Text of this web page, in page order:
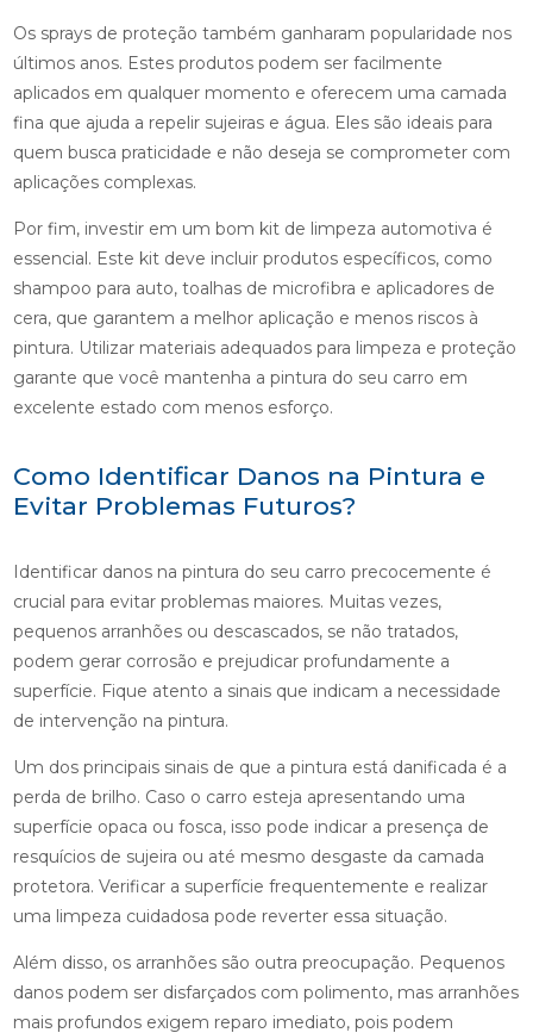
Os sprays de proteção também ganharam popularidade nos
últimos anos. Estes produtos podem ser facilmente
aplicados em qualquer momento e oferecem uma camada
fina que ajuda a repelir sujeiras e água. Eles são ideais para
quem busca praticidade e não deseja se comprometer com
aplicações complexas.
Por fim, investir em um bom kit de limpeza automotiva é
essencial. Este kit deve incluir produtos específicos, como
shampoo para auto, toalhas de microfibra e aplicadores de
cera, que garantem a melhor aplicação e menos riscos à
pintura. Utilizar materiais adequados para limpeza e proteção
garante que você mantenha a pintura do seu carro em
excelente estado com menos esforço.
Como Identificar Danos na Pintura e
Evitar Problemas Futuros?
Identificar danos na pintura do seu carro precocemente é
crucial para evitar problemas maiores. Muitas vezes,
pequenos arranhões ou descascados, se não tratados,
podem gerar corrosão e prejudicar profundamente a
superfície. Fique atento a sinais que indicam a necessidade
de intervenção na pintura.
Um dos principais sinais de que a pintura está danificada é a
perda de brilho. Caso o carro esteja apresentando uma
superfície opaca ou fosca, isso pode indicar a presença de
resquícios de sujeira ou até mesmo desgaste da camada
protetora. Verificar a superfície frequentemente e realizar
uma limpeza cuidadosa pode reverter essa situação.
Além disso, os arranhões são outra preocupação. Pequenos
danos podem ser disfarçados com polimento, mas arranhões
mais profundos exigem reparo imediato, pois podem